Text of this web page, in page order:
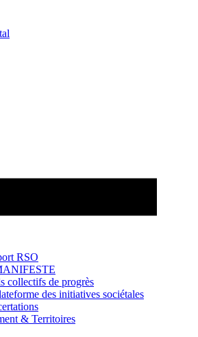
RSO
collectifs de progrès
des initiatives sociétales
& Territoires